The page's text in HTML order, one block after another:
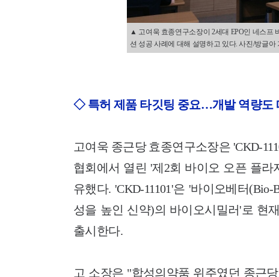
▲ 고여욱 효종연구소장이 2세대 EPO인 네스프
션 성공 사례에 대해 설명하고 있다. 사진/방글아
◇ 특허 제품 타깃팅 중요…개발 역량도
고여욱 종근당 효종연구소장은 'CKD-
협회에서 열린 '제2회 바이오 오픈 플
유했다. 'CKD-11101'은 '바이오베터
성을 높인 신약)의 바이오시밀러'로 현
출시한다.
고 소장은 "합성의약품 위주였던 종근